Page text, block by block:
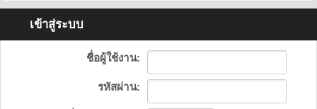
เข้าสู่ระบบ
ชื่อผู้ใช้งาน:
รหัสผ่าน: